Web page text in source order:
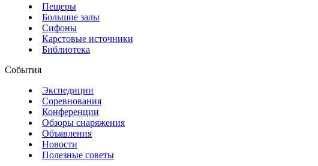
Пещеры
Большие залы
Сифоны
Карстовые источники
Библиотека
События
Экспедиции
Соревнования
Конференции
Обзоры снаряжения
Объявления
Новости
Полезные советы